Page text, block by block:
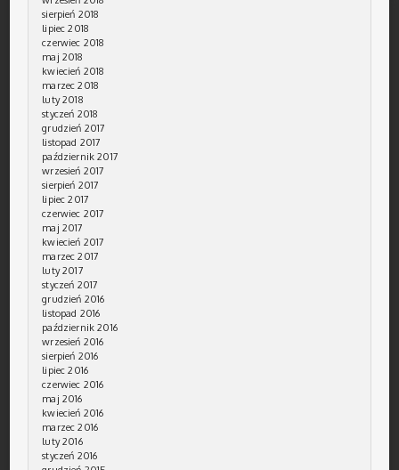
sierpień 2018
lipiec 2018
czerwiec 2018
maj 2018
kwiecień 2018
marzec 2018
luty 2018
styczeń 2018
grudzień 2017
listopad 2017
październik 2017
wrzesień 2017
sierpień 2017
lipiec 2017
czerwiec 2017
maj 2017
kwiecień 2017
marzec 2017
luty 2017
styczeń 2017
grudzień 2016
listopad 2016
październik 2016
wrzesień 2016
sierpień 2016
lipiec 2016
czerwiec 2016
maj 2016
kwiecień 2016
marzec 2016
luty 2016
styczeń 2016